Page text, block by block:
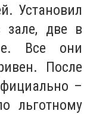
Установил
две в
Все они
После
–
льготному